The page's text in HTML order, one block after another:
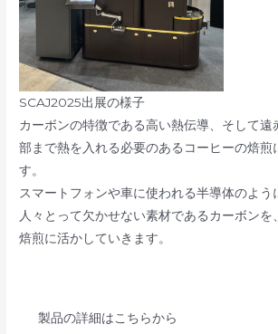
SCAJ2025出展の様子
カーボンの特徴である高い熱伝導、そして遠
部まで熱を入れる必要のあるコーヒーの焙煎
す。
スマートフォンや車に使われる半導体のよう
人々とって欠かせない素材であるカーボンを
焙煎に活かしていきます。
製品の詳細はこちらから